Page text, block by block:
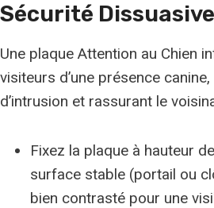
Sécurité
Une plaque Attention au Chien
visiteurs d’une présence
d’intrusion et rassurant le
Fixez la plaque à hauteur
surface stable (portail ou
bien contrasté pour une